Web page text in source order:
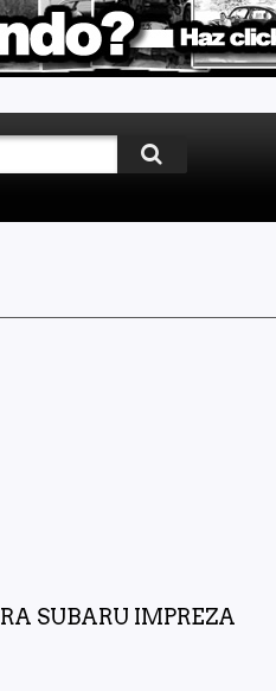
SUBARU IMPREZA